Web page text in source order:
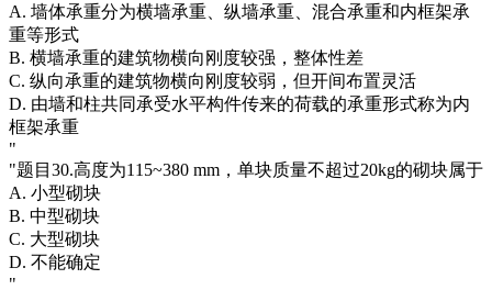
A. 墙体承重分为横墙承重、纵墙承重、混合承重和内框架承
重等形式
B. 横墙承重的建筑物横向刚度较强，整体性差
C. 纵向承重的建筑物横向刚度较弱，但开间布置灵活
D. 由墙和柱共同承受水平构件传来的荷载的承重形式称为内
框架承重
"
"题目30.高度为115~380 mm，单块质量不超过20kg的砌块属于
A. 小型砌块
B. 中型砌块
C. 大型砌块
D. 不能确定
"